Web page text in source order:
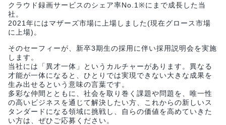
クラウド録画サービスのシェア率No.1※にまで成長した当
社。
2021年にはマザーズ市場に上場しました(現在グロース市場
に上場)。
そのセーフィーが、新卒3期生の採用に伴い採用説明会を実施
します。
当社には「異才一体」というカルチャーがあります。異なる
才能が一体になると、ひとりでは実現できない大きな成果を
生み出せるという意味の言葉です。
多彩な仲間とともに、社会を取り巻く課題や問題を、唯一性
の高いビジネスを通じて解決したい方、これからの新しいス
タンダードになる領域に挑戦し、自らの価値を高めていきた
い方は、ぜひご応募ください。